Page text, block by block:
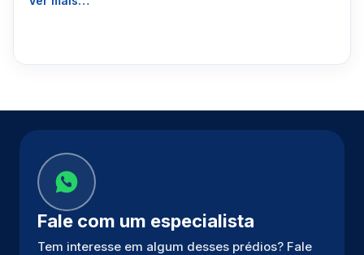
Fale com um especialista
Tem interesse em algum desses prédios? Fale